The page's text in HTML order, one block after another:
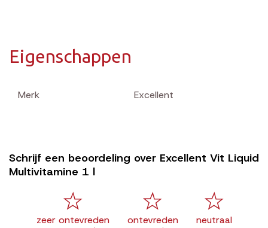
Eigenschappen
Merk Excellent
Schrijf een beoordeling over Excellent Vit Liquid
Multivitamine 1 l
zeer ontevreden ontevreden neutraal